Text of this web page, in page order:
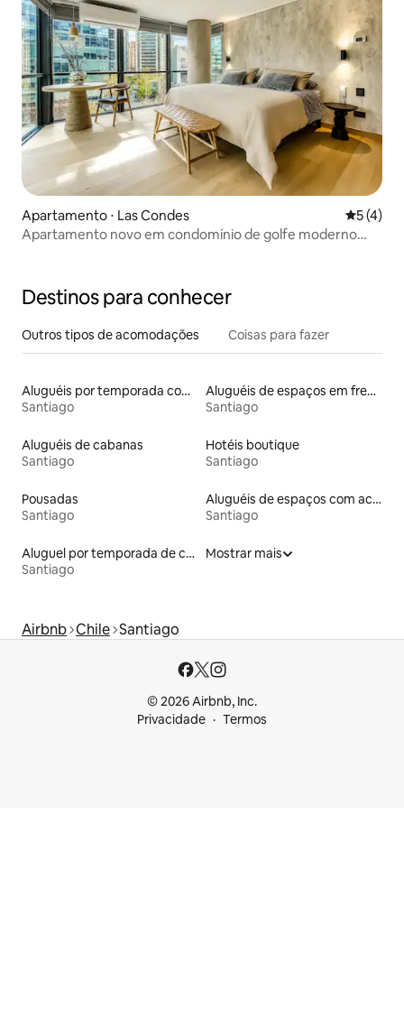
Apartamento ⋅ Las Condes 5 de
5 (4)
Apartamento novo em condomínio de golfe moderno
Destinos para conhecer
Outros tipos de acomodações Coisas para fazer
Aluguéis por temporada com cama de altura acessível
Santiago
Aluguéis de espaços em frente à praia
Santiago
Aluguéis de cabanas
Santiago
Hotéis boutique
Santiago
Pousadas
Santiago
Aluguéis de espaços com acesso direto a pistas de esqui
Santiago
Aluguel por temporada de casas de veraneio
Santiago
Mostrar mais
Airbnb Chile Santiago
© 2026 Airbnb, Inc.
Privacidade
Termos